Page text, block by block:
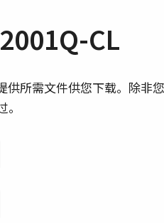
。
技术。
提供高分辨
描相机，具备适用
能。
器的多光谱
扫描相机，能够比
CL
所需文件供您下载。除非